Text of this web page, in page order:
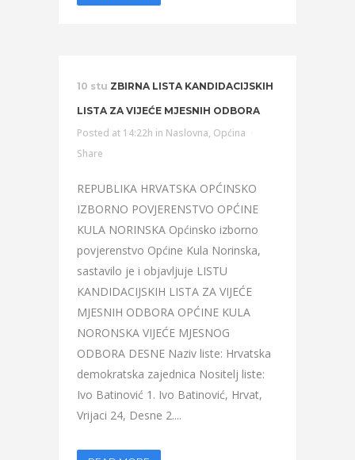
10 stu ZBIRNA LISTA KANDIDACIJSKIH
LISTA ZA VIJEĆE MJESNIH ODBORA
Posted at 14:22h in Naslovna, Općina
Share
REPUBLIKA HRVATSKA OPĆINSKO
IZBORNO POVJERENSTVO OPĆINE
KULA NORINSKA Općinsko izborno
povjerenstvo Općine Kula Norinska,
sastavilo je i objavljuje LISTU
KANDIDACIJSKIH LISTA ZA VIJEĆE
MJESNIH ODBORA OPĆINE KULA
NORONSKA VIJEĆE MJESNOG
ODBORA DESNE Naziv liste: Hrvatska
demokratska zajednica Nositelj liste:
Ivo Batinović 1. Ivo Batinović, Hrvat,
Vrijaci 24, Desne 2....